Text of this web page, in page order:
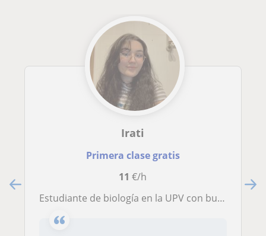
Irati
Primera clase gratis
11 €/h
Estudiante de biología en la UPV con buenas notas durante todas mis etapas educativas y muy animada a dar clases de diferentes asignaturas a chavales que lo necesiten. Aparte, C1 en inglés y B2 en euskera